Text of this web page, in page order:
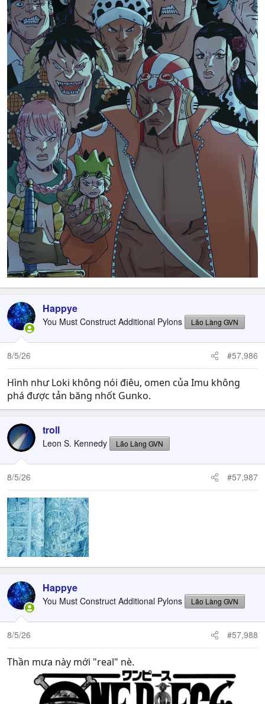
Happye
You Must Construct Additional Pylons Lão Làng GVN
8/5/26 #57,986
Hình như Loki không nói điêu, omen của Imu không
phá được tản băng nhốt Gunko.
troll
Leon S. Kennedy Lão Làng GVN
8/5/26 #57,987
Happye
You Must Construct Additional Pylons Lão Làng GVN
8/5/26 #57,988
Thần mưa này mới "real" nè.